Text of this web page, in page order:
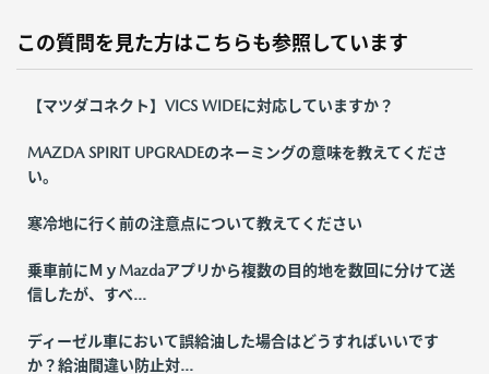
この質問を見た方はこちらも参照しています
【マツダコネクト】VICS WIDEに対応していますか？
MAZDA SPIRIT UPGRADEのネーミングの意味を教えてくださ
い。
寒冷地に行く前の注意点について教えてください
乗車前にＭｙMazdaアプリから複数の目的地を数回に分けて送
信したが、すべ...
ディーゼル車において誤給油した場合はどうすればいいです
か？給油間違い防止対...